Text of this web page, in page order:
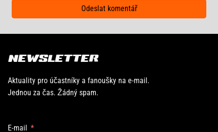
NEWSLETTER
Aktuality pro účastníky a fanoušky na e-mail.
Jednou za čas. Žádný spam.
E-mail